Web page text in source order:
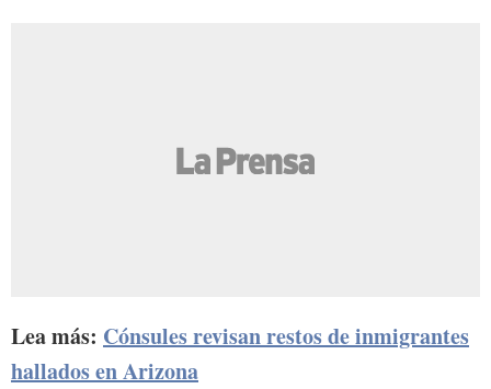
Lea más: Cónsules revisan restos de inmigrantes
hallados en Arizona